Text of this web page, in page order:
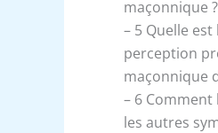
maçonnique ?
– 5 Quelle
perception
maçonnique
– 6 Comment
les autres